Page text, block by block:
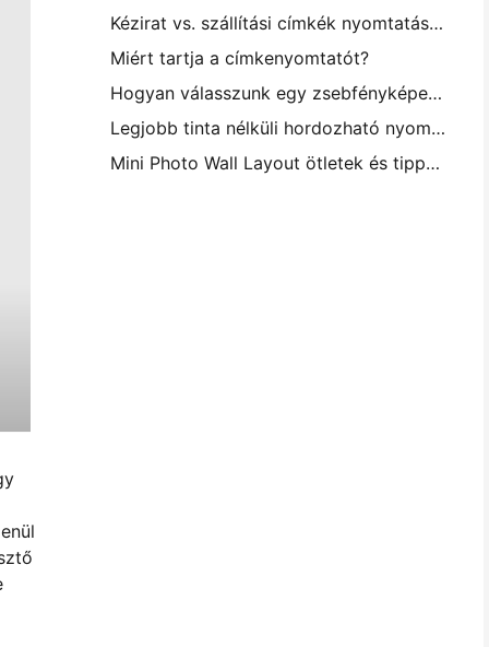
Kézirat vs. szállítási címkék nyomtatása: tippek a kisvállalkozásoknak 2026-ban
Miért tartja a címkenyomtatót?
Hogyan válasszunk egy zsebfényképes nyomtatót: Teljes útmutató a naplózáshoz, utazáshoz és az iPhone-felhasználókhoz
Legjobb tinta nélküli hordozható nyomtató utazáshoz, iskolához és mobil munkához: Hanin MT620 Pro felülvizsgálat
Mini Photo Wall Layout ötletek és tippek a hálószoba és a kollégium díszítése